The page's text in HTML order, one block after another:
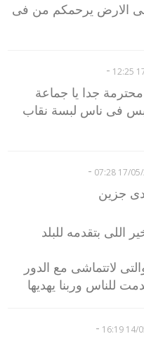
الارض يرحمكم من فى
-
جدا يا جماعة
فى ناس لبسة نقاب
17/05/
-
جزين
اللى بتقدمه للبلد
لاتتماشى مع الدور
للناس وربنا يهديها
14/
-